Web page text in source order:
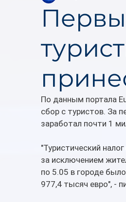
По данным портала
сбор с туристов. За
заработал почти 1
"Туристический
за исключением
по 5.05 в городе
977,4 тысяч евро", -